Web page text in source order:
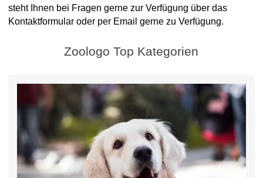
steht Ihnen bei Fragen gerne zur Verfügung über das
Kontaktformular oder per Email gerne zu Verfügung.
Zoologo Top Kategorien